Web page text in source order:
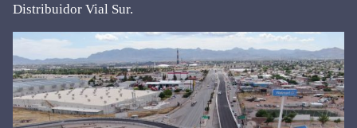
Distribuidor Vial Sur.